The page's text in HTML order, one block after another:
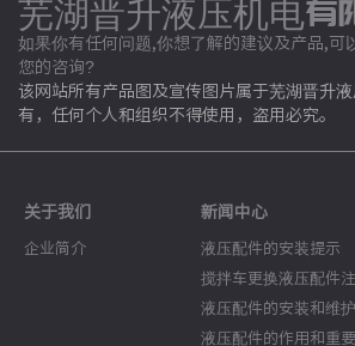
芜湖晋升液压机电有
如果你有任何问题,你想了解的建议及产品,可
您的咨询?
该网站所有产品图及宣传图片属于芜湖晋升
有，任何个人和组织不得使用，盗用必究。
关于我们
企业简介
新闻中心
液压配件的安装提示
搅拌车更换液压配件
液压配件的安装和维
液压配件的作用和重